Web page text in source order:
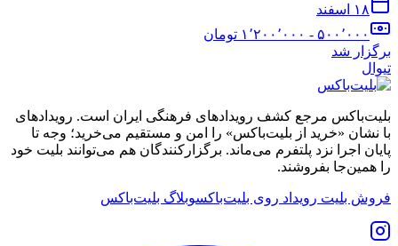
۱۸ اسفند
۵۰۰٬۰۰۰ - ۱٬۲۰۰٬۰۰۰
تومان
برگزار شد
تیوال
بلیت‌باکس مرجع کشف رویدادهای فرهنگی ایران است. رویدادهای
با نشان «خرید از بلیت‌باکس» را امن و مستقیم می‌خرید؛ وجه تا
پایان اجرا نزد پلتفرم می‌ماند. برگزارکنندگان هم می‌توانند بلیت خود
را همین‌جا بفروشند.
فروش بلیت رویداد روی بلیت‌باکسوبلاگ بلیت‌باکس